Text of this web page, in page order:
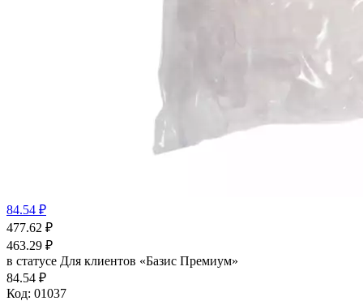
84.54 ₽
477.62 ₽
463.29 ₽
в статусе Для клиентов «Базис Премиум»
84.54 ₽
Код: 01037